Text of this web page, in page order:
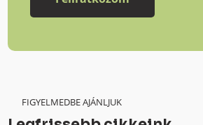
FIGYELMEDBE AJÁNLJUK